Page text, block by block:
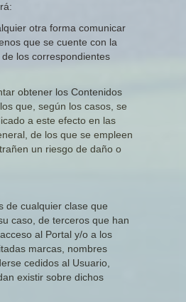
otra forma comunicar
que se cuente con la
los correspondientes
obtener los Contenidos
que, según los casos, se
a este efecto en las
de los que se empleen
un riesgo de daño o
de cualquier clase que
caso, de terceros que han
al Portal y/o a los
marcas, nombres
cedidos al Usuario,
existir sobre dichos